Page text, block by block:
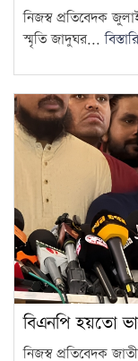
14
15
নিজস্ব প্রতিবেদক
স্মৃতি জাদুঘর...
বিএনপি হয়তো
নিজস্ব প্রতিবেদক